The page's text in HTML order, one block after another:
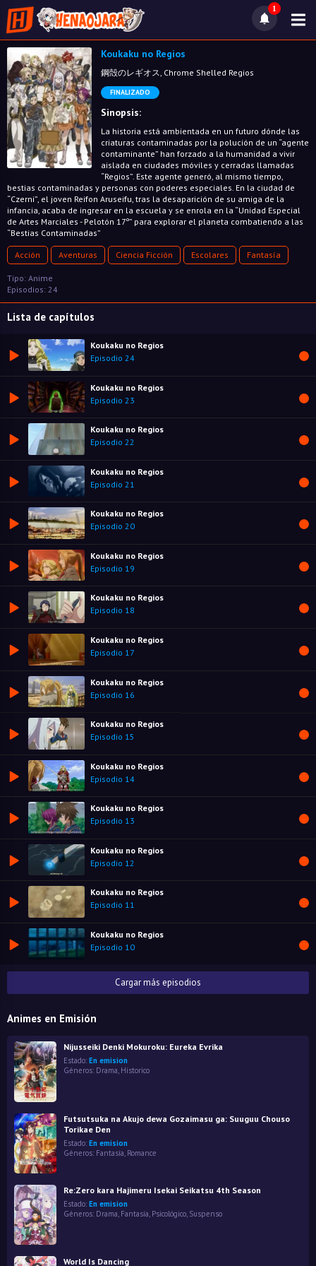
1
Koukaku no Regios
鋼殻のレギオス, Chrome Shelled Regios
FINALIZADO
Sinopsis:
La historia está ambientada en un futuro dónde las
criaturas contaminadas por la polución de un “agente
contaminante” han forzado a la humanidad a vivir
aislada en ciudades móviles y cerradas llamadas
“Regios”. Este agente generó, al mismo tiempo,
bestias contaminadas y personas con poderes especiales. En la ciudad de
“Czerni”, el joven Reifon Aruseifu, tras la desaparición de su amiga de la
infancia, acaba de ingresar en la escuela y se enrola en la “Unidad Especial
de Artes Marciales - Pelotón 17º” para explorar el planeta combatiendo a las
“Bestias Contaminadas”
Acción Aventuras Ciencia Ficción Escolares Fantasía
Tipo: Anime
Episodios: 24
Lista de capítulos
Koukaku no Regios
Episodio 24
Koukaku no Regios
Episodio 23
Koukaku no Regios
Episodio 22
Koukaku no Regios
Episodio 21
Koukaku no Regios
Episodio 20
Koukaku no Regios
Episodio 19
Koukaku no Regios
Episodio 18
Koukaku no Regios
Episodio 17
Koukaku no Regios
Episodio 16
Koukaku no Regios
Episodio 15
Koukaku no Regios
Episodio 14
Koukaku no Regios
Episodio 13
Koukaku no Regios
Episodio 12
Koukaku no Regios
Episodio 11
Koukaku no Regios
Episodio 10
Cargar más episodios
Animes en Emisión
Nijusseiki Denki Mokuroku: Eureka Evrika
Estado: En emision
Géneros: Drama, Historico
Futsutsuka na Akujo dewa Gozaimasu ga: Suuguu Chouso
Torikae Den
Estado: En emision
Géneros: Fantasía Romance
Re:Zero kara Hajimeru Isekai Seikatsu 4th Season
Estado: En emision
Géneros: Drama, Fantasía, Psicológico, Suspenso
World Is Dancing